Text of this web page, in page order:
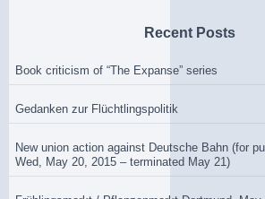
Recent Posts
Book criticism of “The Expanse” series
Gedanken zur Flüchtlingspolitik
New union action against Deutsche Bahn (for
Wed, May 20, 2015 – terminated May 21)